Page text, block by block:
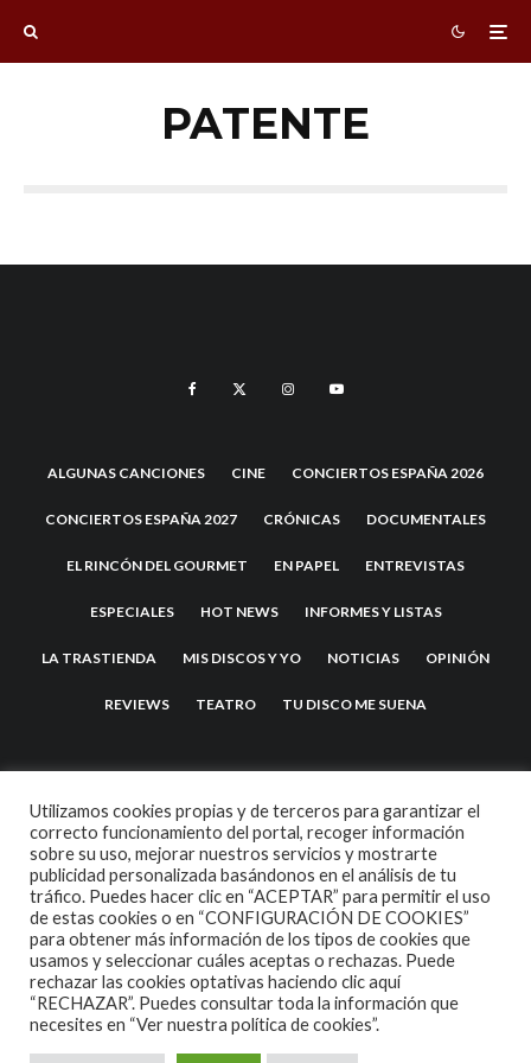
PATENTE
ALGUNAS CANCIONES CINE CONCIERTOS ESPAÑA 2026
CONCIERTOS ESPAÑA 2027 CRÓNICAS DOCUMENTALES
EL RINCÓN DEL GOURMET EN PAPEL ENTREVISTAS
ESPECIALES HOT NEWS INFORMES Y LISTAS
LA TRASTIENDA MIS DISCOS Y YO NOTICIAS OPINIÓN
REVIEWS TEATRO TU DISCO ME SUENA
2007 COPYRIGHT -CODETIPITHEME
Utilizamos cookies propias y de terceros para garantizar el
correcto funcionamiento del portal, recoger información
sobre su uso, mejorar nuestros servicios y mostrarte
publicidad personalizada basándonos en el análisis de tu
tráfico. Puedes hacer clic en “ACEPTAR” para permitir el uso
de estas cookies o en “CONFIGURACIÓN DE COOKIES”
para obtener más información de los tipos de cookies que
usamos y seleccionar cuáles aceptas o rechazas. Puede
rechazar las cookies optativas haciendo clic aquí
“RECHAZAR”. Puedes consultar toda la información que
necesites en “Ver nuestra política de cookies”.